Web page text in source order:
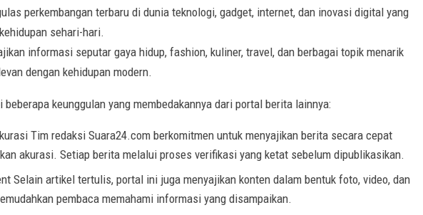
perkembangan terbaru di dunia teknologi, gadget, internet, dan inovasi digital yang
sehari-hari.
informasi seputar gaya hidup, fashion, kuliner, travel, dan berbagai topik menarik
dengan kehidupan modern.
keunggulan yang membedakannya dari portal berita lainnya:
Tim redaksi Suara24.com berkomitmen untuk menyajikan berita secara cepat
akurasi. Setiap berita melalui proses verifikasi yang ketat sebelum dipublikasikan.
Selain artikel tertulis, portal ini juga menyajikan konten dalam bentuk foto, video, dan
pembaca memahami informasi yang disampaikan.